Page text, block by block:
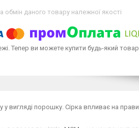
даного товару належної якості
Тепер ви можете купити будь-який
у вигляді порошку. Сірка впливає на